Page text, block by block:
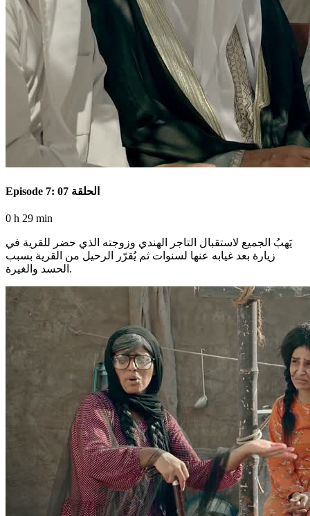
Episode 7: الحلقة 07
0 h 29 min
يَهبُ الجميع لاستقبال التاجر الهندي وزوجته الذي حضر للقرية في
زيارة بعد غيابه عنها لسنوات ثم يُقرّر الرحيل من القرية بسبب
الحسد والغيرة.